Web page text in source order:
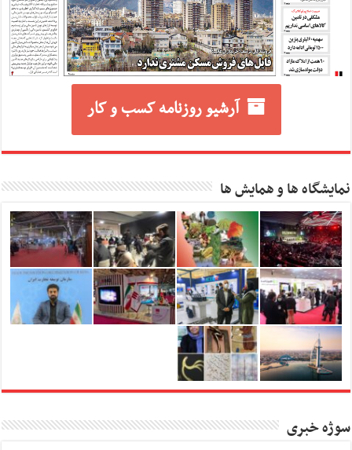
آرشیو روزنامه کسب و کار
نمایشگاه ها و همایش ها
سوژه خبری